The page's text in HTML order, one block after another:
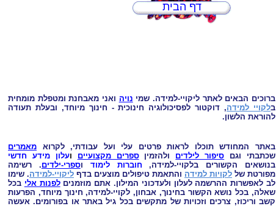
דף הבית
ברוכים הבאים לאתר ליקויי-למידה. שמי נויה ואני מאבחנת ומטפלת מומחית
בלקויי למידה, דוקטור לפסיכולוגיה חינוכית - חינוך מיוחד, ובעלת תעודה
להוראת הלשון.
באתר המחודש תוכלו לראות פרטים עלי ועל עבודתי, לקרוא מאמרים
שכתבתי וגם סיפור לילדים ולהזמיןספרים מקצועיים ועלון מידע חדשי
בנושאים הקשורים בלקויי-למידה, חוברות לימוד וספרי-ילדים. רשימה
מפורטת של לקויות למידה והתאמת טיפולים מוצעים בדף ליקויי-למידה. שימו
לב לאפשרות ההרשמה לעלון ולעדכוני המילון. אתם מוזמניםלפנות אלי בכל
שאלה, בכל נושא הקשור בחינוך, אבחון, לקויי-למידה, חינוך מיוחד, הפרעות
קשב וריכוז, צרכים וזכויות של מתקשים בכל גיל באתר או בפורומים. אעשה